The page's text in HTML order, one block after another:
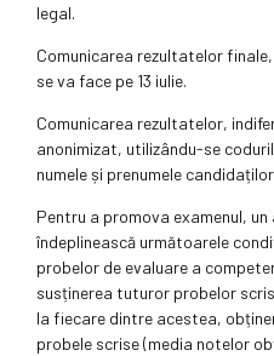
legal.
Comunicarea rezultatelor
se va face pe 13 iulie.
Comunicarea rezultatelor,
anonimizat, utilizându-se
numele și prenumele
Pentru a promova examenul,
îndeplinească următoarele
probelor de evaluare a
susținerea tuturor probelor
la fiecare dintre acestea,
probele scrise (media notelor